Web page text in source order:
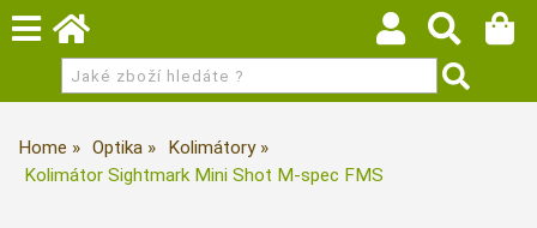
Home Optika
Kolimátory
Kolimátor Sightmark Mini Shot M-spec FMS